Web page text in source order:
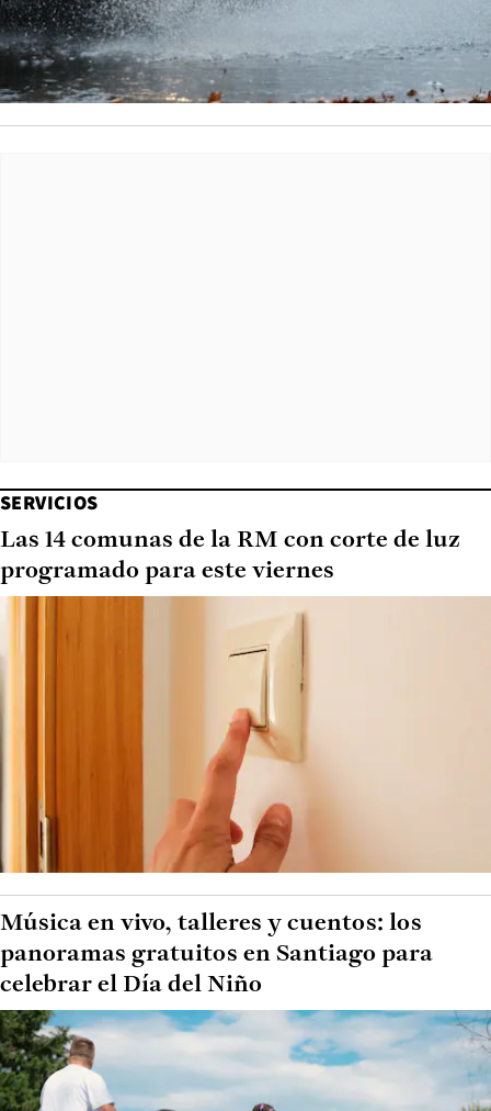
SERVICIOS
Las 14 comunas de la RM con corte de luz
programado para este viernes
Música en vivo, talleres y cuentos: los
panoramas gratuitos en Santiago para
celebrar el Día del Niño